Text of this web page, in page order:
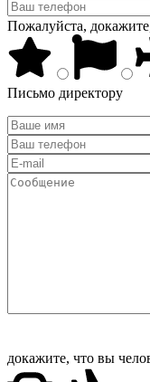
Пожалуйста,
Письмо директору
докажите, что вы